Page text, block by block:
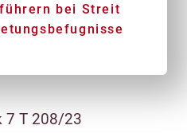
bei Streit
7 T 208/23